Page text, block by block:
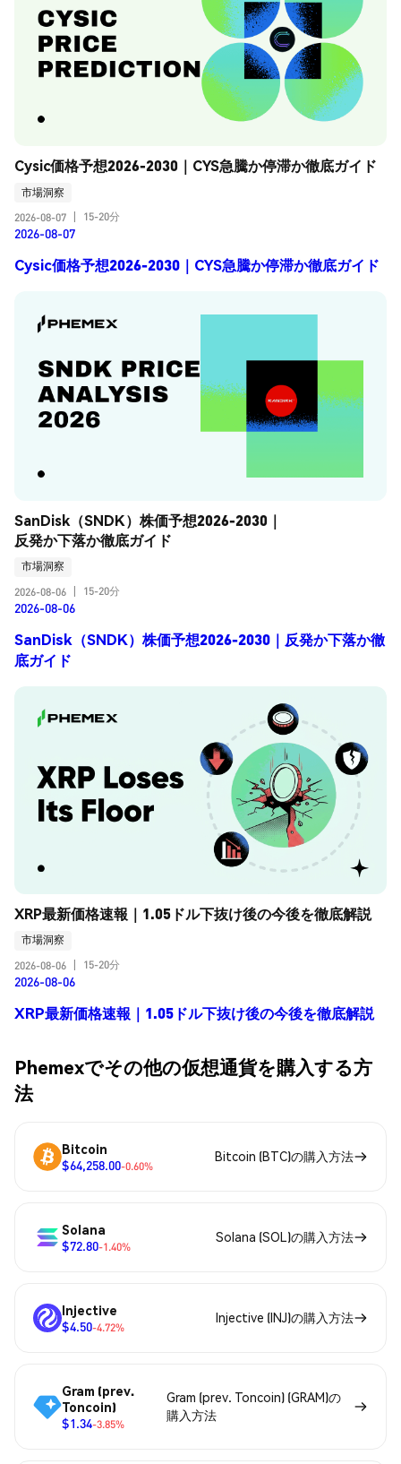
Cysic価格予想2026-2030｜CYS急騰か停滞か徹底ガイド
市場洞察
2026-08-07
15-20分
2026-08-07
Cysic価格予想2026-2030｜CYS急騰か停滞か徹底ガイド
SanDisk（SNDK）株価予想2026-2030｜
反発か下落か徹底ガイド
市場洞察
2026-08-06
15-20分
2026-08-06
SanDisk（SNDK）株価予想2026-2030｜反発か下落か徹
底ガイド
XRP最新価格速報｜1.05ドル下抜け後の今後を徹底解説
市場洞察
2026-08-06
15-20分
2026-08-06
XRP最新価格速報｜1.05ドル下抜け後の今後を徹底解説
Phemexでその他の仮想通貨を購入する方
法
Bitcoin
$64,258.00-0.60%
Bitcoin (BTC)の購入方法
Solana
$72.80-1.40%
Solana (SOL)の購入方法
Injective
$4.50-4.72%
Injective (INJ)の購入方法
Gram (prev.
Toncoin)
$1.34-3.85%
Gram (prev. Toncoin) (GRAM)の
購入方法